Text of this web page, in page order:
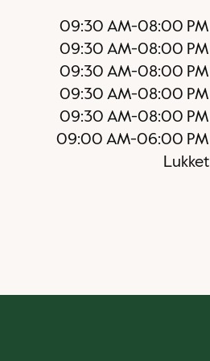
09:30 AM-08:00 PM
09:30 AM-08:00 PM
09:30 AM-08:00 PM
09:30 AM-08:00 PM
09:30 AM-08:00 PM
09:00 AM-06:00 PM
Lukket